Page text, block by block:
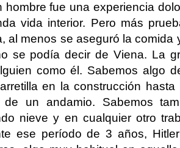
hombre fue una experiencia
vida interior. Pero más
al menos se aseguró la
se podía decir de Viena. La
como él. Sabemos algo
en la construcción
de un andamio. Sabemos
nieve y en cualquier otro
ese período de 3 años,